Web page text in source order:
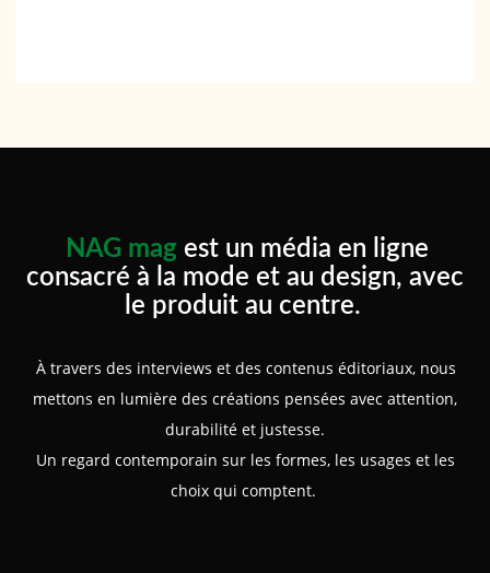
NAG mag est un média en ligne
consacré à la mode et au design, avec
le produit au centre.
À travers des interviews et des contenus éditoriaux, nous
mettons en lumière des créations pensées avec attention,
durabilité et justesse.
Un regard contemporain sur les formes, les usages et les
choix qui comptent.